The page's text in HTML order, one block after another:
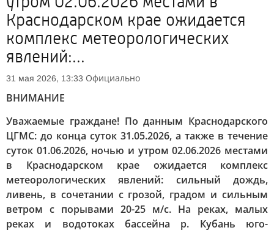
Краснодарском крае ожидается
комплекс метеорологических
явлений:...
31 мая 2026, 13:33 Официально
ВНИМАНИЕ
Уважаемые граждане! По данным Краснодарского
ЦГМС: до конца суток 31.05.2026, а также в течение
суток 01.06.2026, ночью и утром 02.06.2026 местами
в Краснодарском крае ожидается комплекс
метеорологических явлений: сильный дождь,
ливень, в сочетании с грозой, градом и сильным
ветром с порывами 20-25 м/с. На реках, малых
реках и водотоках бассейна р. Кубань юго-